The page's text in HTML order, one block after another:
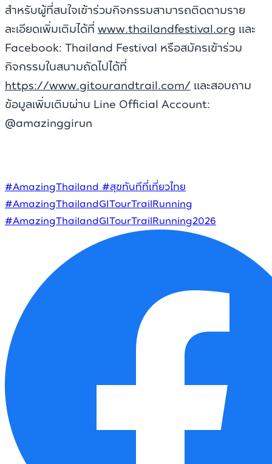
สำหรับผู้ที่สนใจเข้าร่วมกิจกรรมสามารถติดตามราย
ละเอียดเพิ่มเติมได้ที่ www.thailandfestival.org และ
Facebook: Thailand Festival หรือสมัครเข้าร่วม
กิจกรรมในสนามถัดไปได้ที่
https://www.gitourandtrail.com/ และสอบถาม
ข้อมูลเพิ่มเติมผ่าน Line Official Account:
@amazinggirun
#AmazingThailand #สุขทันทีที่เที่ยวไทย
#AmazingThailandGITourTrailRunning
#AmazingThailandGITourTrailRunning2026